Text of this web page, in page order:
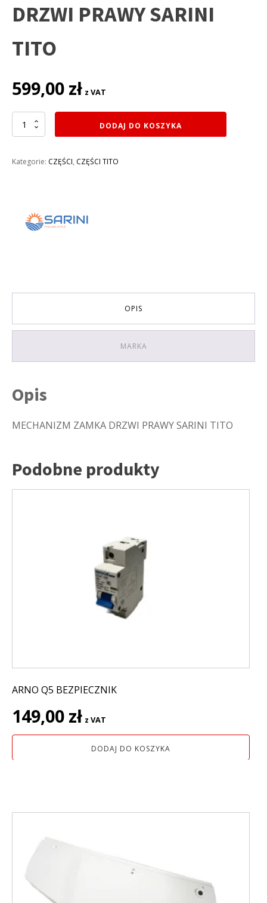
DRZWI PRAWY SARINI
TITO
599,00 zł z VAT
ilość
MECHANIZM
PRAWY
DODAJ DO KOSZYKA
Kategorie: CZĘŚCI, CZĘŚCI TITO
OPIS
MARKA
Opis
MECHANIZM ZAMKA DRZWI PRAWY SARINI TITO
Podobne produkty
ARNO Q5 BEZPIECZNIK
149,00 zł z VAT
DODAJ DO KOSZYKA